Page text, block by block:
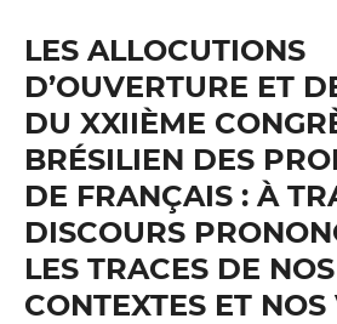
LES ALLOCUTIONS
D’OUVERTURE ET
DU XXIIÈME
BRÉSILIEN DES
DE FRANÇAIS : À
DISCOURS
LES TRACES DE NOS
CONTEXTES ET NOS